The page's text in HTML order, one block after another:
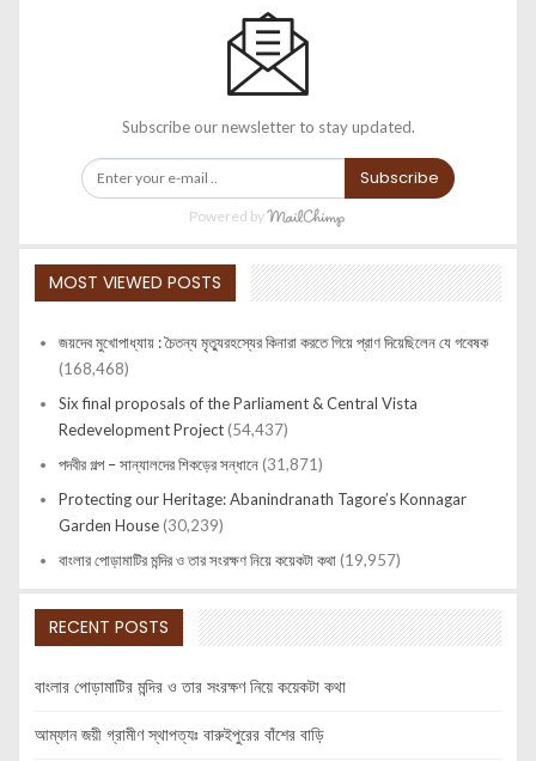
Subscribe our newsletter to stay updated.
Subscribe
Powered by
MOST VIEWED POSTS
জয়দেব মুখোপাধ্যায় : চৈতন্য মৃত্যুরহস্যের কিনারা করতে গিয়ে প্রাণ দিয়েছিলেন যে গবেষক
(168,468)
Six final proposals of the Parliament & Central Vista
Redevelopment Project (54,437)
পদবীর গল্প – সান্যালদের শিকড়ের সন্ধানে (31,871)
Protecting our Heritage: Abanindranath Tagore’s Konnagar
Garden House (30,239)
বাংলার পোড়ামাটির মন্দির ও তার সংরক্ষণ নিয়ে কয়েকটা কথা (19,957)
RECENT POSTS
বাংলার পোড়ামাটির মন্দির ও তার সংরক্ষণ নিয়ে কয়েকটা কথা
আম্ফান জয়ী গ্রামীণ স্থাপত্যঃ বারুইপুরের বাঁশের বাড়ি